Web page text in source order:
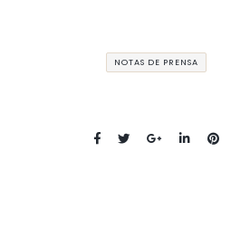
NOTAS DE PRENSA